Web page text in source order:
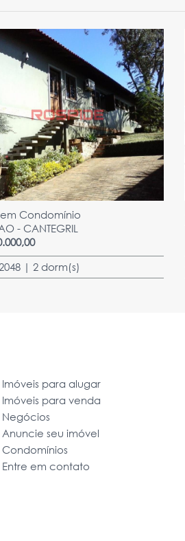
Condomínio
- CANTEGRIL
| 2 dorm(s)
Imóveis para alugar
Imóveis para venda
Negócios
Anuncie seu imóvel
Condomínios
Entre em contato